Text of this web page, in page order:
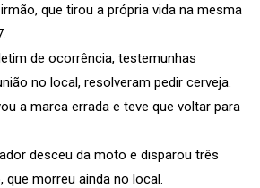
que tirou a própria vida na mesma
de ocorrência, testemunhas
no local, resolveram pedir cerveja.
a marca errada e teve que voltar para
desceu da moto e disparou três
que morreu ainda no local.